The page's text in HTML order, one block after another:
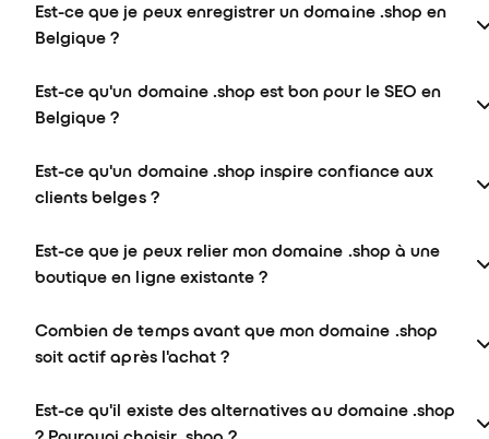
Est-ce que je peux enregistrer un domaine .shop en
Belgique ?
Est-ce qu'un domaine .shop est bon pour le SEO en
Belgique ?
Est-ce qu'un domaine .shop inspire confiance aux
clients belges ?
Est-ce que je peux relier mon domaine .shop à une
boutique en ligne existante ?
Combien de temps avant que mon domaine .shop
soit actif après l'achat ?
Est-ce qu'il existe des alternatives au domaine .shop